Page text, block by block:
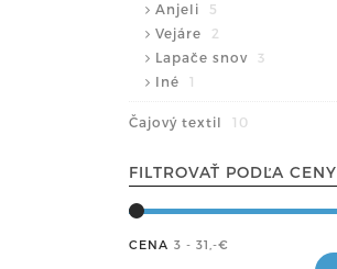
Anjeli
5
Vejáre
2
Lapače snov
3
Iné
1
Čajový textil 10
FILTROVAŤ PODĽA CENY
CENA 3 - 31 ,-€